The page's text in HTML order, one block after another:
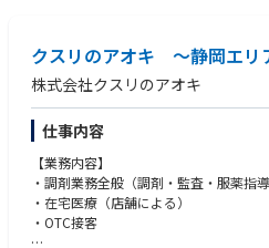
クスリのアオキ ～静岡エリ
株式会社クスリのアオキ
仕事内容
【業務内容】
・調剤業務全般（調剤・監査・服薬指導
・在宅医療（店舗による）
・OTC接客